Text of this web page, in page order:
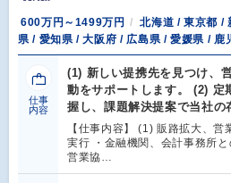
600万円～1499万円
北海道 / 東京都 /
県 / 愛知県 / 大阪府 / 広島県 / 愛媛県 / 鹿
仕事
内容
(1) 新しい提携先を見つけ、
動をサポートします。 (2) 定
握し、課題解決提案で当社の
【仕事内容】 (1) 販路拡大、営
実行 ・金融機関、会計事務所
営業協…